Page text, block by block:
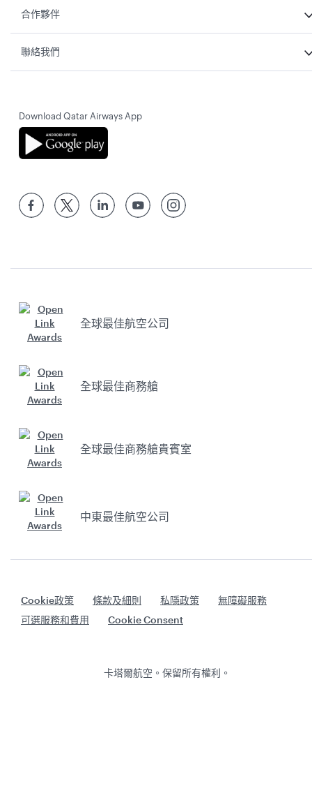
合作夥伴
聯絡我們
Download Qatar Airways App
全球最佳航空公司
全球最佳商務艙
全球最佳商務艙貴賓室
中東最佳航空公司
Cookie政策 條款及細則 私隱政策
無障礙服務
可選服務和費用
Cookie Consent
卡塔爾航空。保留所有權利。